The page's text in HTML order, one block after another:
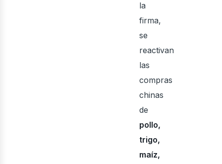
la
firma,
se
reactivan
las
compras
chinas
de
pollo,
trigo,
maíz,